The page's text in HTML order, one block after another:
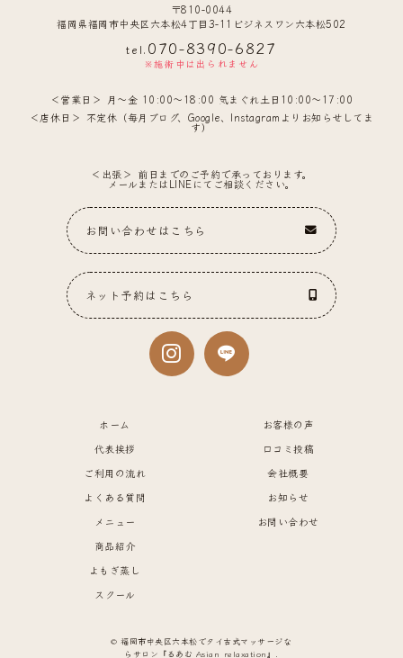
〒810-0044
福岡県福岡市中央区六本松4丁目3-11ビジネスワン六本松502
tel. 070-8390-6827
※施術中は出られません
営業日
月〜金 10:00〜18:00 気まぐれ土日10:00〜17:00
店休日
不定休（毎月ブログ、Google、Instagramよりお知らせしてま
す）
出張 前日までのご予約で承っております。
メールまたはLINEにてご相談ください。
お問い合わせはこちら
ネット予約はこちら
ホーム
代表挨拶
ご利用の流れ
よくある質問
メニュー
商品紹介
よもぎ蒸し
スクール
お客様の声
口コミ投稿
会社概要
お知らせ
お問い合わせ
© 福岡市中央区六本松でタイ古式マッサージな
らサロン『るあむ Asian_relaxation』.